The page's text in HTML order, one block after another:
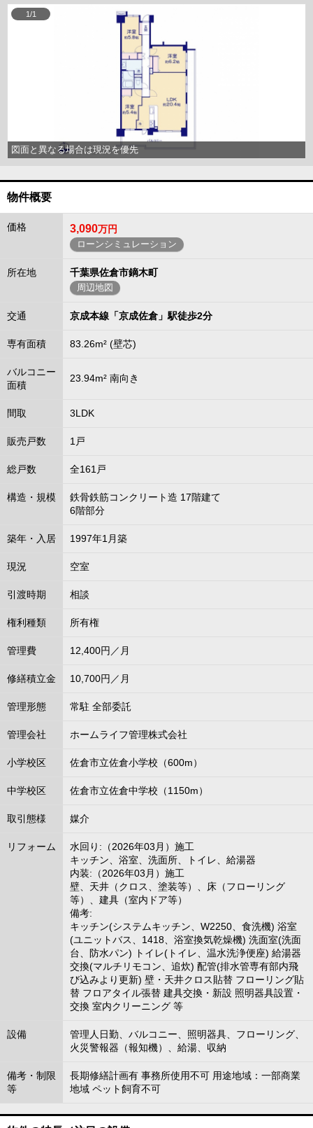
図面と異なる場合は現況を優先
1/1
物件概要
価格 3,090万円
ローンシミュレーション
所在地 千葉県佐倉市鏑木町
周辺地図
交通 京成本線「京成佐倉」駅徒歩2分
専有面積 83.26m² (壁芯)
バルコニー
面積
23.94m² 南向き
間取 3LDK
販売戸数 1戸
総戸数 全161戸
構造・規模
鉄骨鉄筋コンクリート造 17階建て
6階部分
築年・入居 1997年1月築
現況 空室
引渡時期 相談
権利種類 所有権
管理費 12,400円／月
修繕積立金 10,700円／月
管理形態 常駐 全部委託
管理会社 ホームライフ管理株式会社
小学校区 佐倉市立佐倉小学校（600m）
中学校区 佐倉市立佐倉中学校（1150m）
取引態様 媒介
リフォーム
水回り:（2026年03月）施工
キッチン、浴室、洗面所、トイレ、給湯器
内装:（2026年03月）施工
壁、天井（クロス、塗装等）、床（フローリング
等）、建具（室内ドア等）
備考:
キッチン(システムキッチン、W2250、食洗機) 浴室
(ユニットバス、1418、浴室換気乾燥機) 洗面室(洗面
台、防水パン) トイレ(トイレ、温水洗浄便座) 給湯器
交換(マルチリモコン、追炊) 配管(排水管専有部内飛
び込みより更新) 壁・天井クロス貼替 フローリング貼
替 フロアタイル張替 建具交換・新設 照明器具設置・
交換 室内クリーニング 等
設備
管理人日勤、バルコニー、照明器具、フローリング、
火災警報器（報知機）、給湯、収納
備考・制限
等
長期修繕計画有 事務所使用不可 用途地域：一部商業
地域 ペット飼育不可